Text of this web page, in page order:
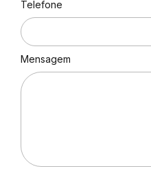
Telefone
Mensagem